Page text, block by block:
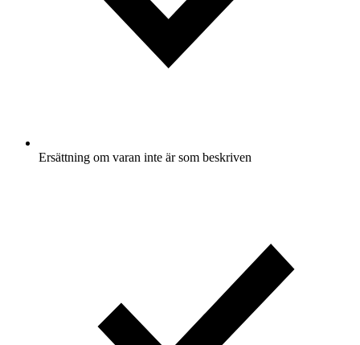
Ersättning om varan inte är som beskriven